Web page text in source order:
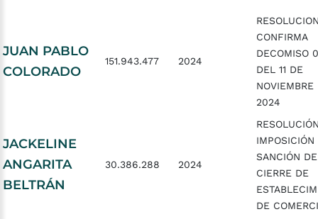
JUAN PABLO
COLORADO
151.943.477 2024
CONFIRMA
DECOMISO
DEL 11 DE
NOVIEMBRE
2024
JACKELINE
ANGARITA
BELTRÁN
30.386.288 2024
IMPOSICIÓN
SANCIÓN DE
CIERRE DE
DE